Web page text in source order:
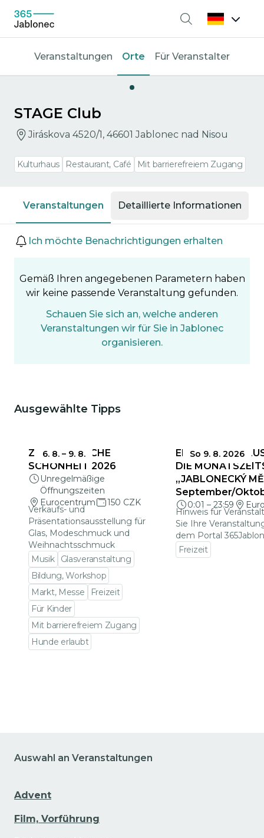
Suche
Veranstaltungen Orte Für Veranstalter
STAGE Club
Jiráskova 4520/1, 46601 Jablonec nad Nisou
Kulturhaus Restaurant, Café Mit barrierefreiem Zugang
Veranstaltungen Detaillierte Informationen
Veranstaltungen
Ich möchte Benachrichtigungen erhalten
Gemäß Ihren angegebenen Parametern haben
wir keine passende Veranstaltung gefunden.
Schauen Sie sich an, welche anderen
Veranstaltungen wir für Sie in Jablonec
organisieren.
Ausgewählte Tipps
6. 8. – 9. 8.
ZERBRECHLICHE
SCHÖNHEIT 2026
Unregelmäßige
Öffnungszeiten
Eurocentrum
150 CZK
Verkaufs- und
Präsentationsausstellung für
Glas, Modeschmuck und
Weihnachtsschmuck
Musik
Glasveranstaltung
Bildung, Workshop
Markt, Messe
Freizeit
Für Kinder
Mit barrierefreiem Zugang
Hunde erlaubt
So 9. 8. 2026
DIE
„JABLONECKÝ
September/
0:01 – 23:59
Hinweis für
Sie Ihre
dem Portal
Freizeit
Auswahl an Veranstaltungen
Advent
Film, Vorführung